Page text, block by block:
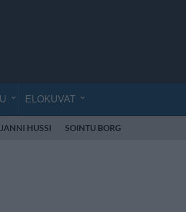
ELOKUVAT
JANNI HUSSI SOINTU BORG